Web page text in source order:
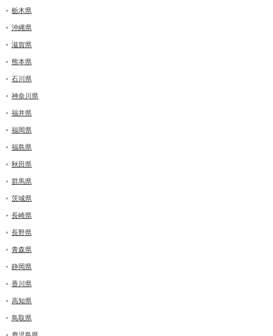
栃木県
沖縄県
滋賀県
熊本県
石川県
神奈川県
福井県
福岡県
福島県
秋田県
群馬県
茨城県
長崎県
長野県
青森県
静岡県
香川県
高知県
鳥取県